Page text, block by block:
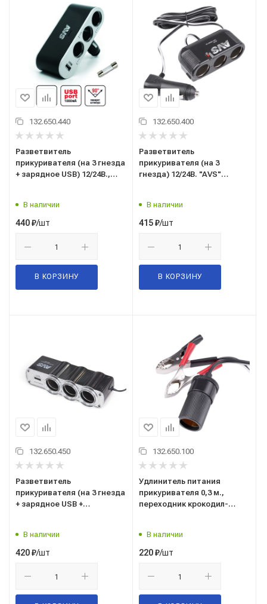
132.650.440
Разветвитель
прикуривателя (на 3 гнезда
+ зарядное USB) 12/24В.,
В наличии
440₽/шт
В КОРЗИНУ
132.650.400
Разветвитель
прикуривателя (на 3
гнезда) 12/24В. "AVS"
В наличии
415₽/шт
В КОРЗИНУ
132.650.450
Разветвитель
прикуривателя (на 3 гнезда
+ зарядное USB +
В наличии
420₽/шт
132.650.100
Удлинитель питания
прикуривателя 0,3 м.,
переходник крокодил-
В наличии
220₽/шт